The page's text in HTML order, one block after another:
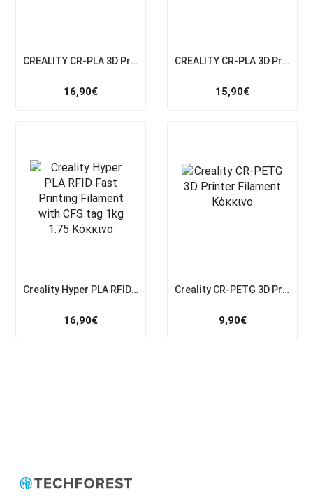
CREALITY CR-PLA 3D Printer Filament 1 kg Spool 1.75 mm Μαύρο
16,90€
CREALITY CR-PLA 3D Printer Filament 1 kg Spool 1.75 mm Πράσινο
15,90€
Creality Hyper PLA RFID Fast Printing Filament with CFS tag 1kg 1.75 Κόκκινο
16,90€
Creality CR-PETG 3D Printer Filament Κόκκινο
9,90€